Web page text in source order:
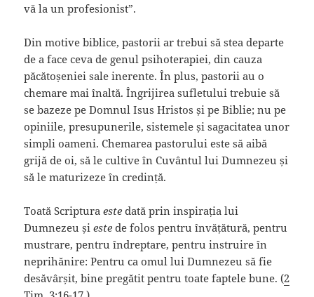
vă la un profesionist”.
Din motive biblice, pastorii ar trebui să stea departe
de a face ceva de genul psihoterapiei, din cauza
păcătoșeniei sale inerente. În plus, pastorii au o
chemare mai înaltă. Îngrijirea sufletului trebuie să
se bazeze pe Domnul Isus Hristos și pe Biblie; nu pe
opiniile, presupunerile, sistemele și sagacitatea unor
simpli oameni. Chemarea pastorului este să aibă
grijă de oi, să le cultive în Cuvântul lui Dumnezeu și
să le maturizeze în credință.
Toată Scripturaeste dată prin inspirația lui
Dumnezeu șieste de folos pentru învățătură, pentru
mustrare, pentru îndreptare, pentru instruire în
neprihănire: Pentru ca omul lui Dumnezeu să fie
desăvârșit, bine pregătit pentru toate faptele bune. (2